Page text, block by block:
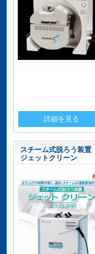
詳細を見る
スチーム式脱ろう装置
ジェットクリーン